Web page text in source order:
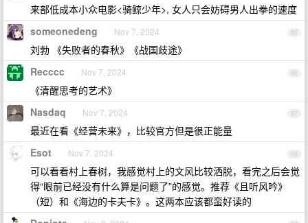
来部低成本小众电影<骑鲸少年>, 女人只会妨碍男人出拳的速度
85
someonedeng Nov 7, 2024
刘勃 《失败者的春秋》《战国歧途》
86
Recccc Nov 7, 2024
《清醒思考的艺术》
87
Nasdaq Nov 7, 2024
最近在看《经营未来》，比较官方但是很正能量
88
Esot Nov 7, 2024
可以看看村上春树，我感觉村上的文风比较洒脱，看完之后会觉
得“眼前已经没有什么算是问题了”的感觉。推荐《且听风吟》
（短）和《海边的卡夫卡》。这两本应该都蛮好读的